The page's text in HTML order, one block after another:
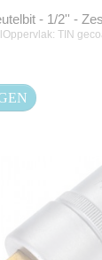
- 1/2'' -
TIN